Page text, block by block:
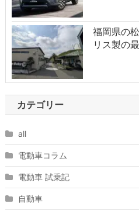
福岡県の
リス製の
カテゴリー
all
電動車コラム
電動車 試乗記
自動車